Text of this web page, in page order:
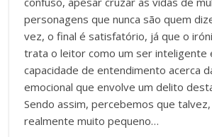
personagens que nunca são quem
vez, o final é satisfatório, já que o
trata o leitor como um ser inteligente
capacidade de entendimento acerca
emocional que envolve um delito
Sendo assim, percebemos que
realmente muito pequeno…